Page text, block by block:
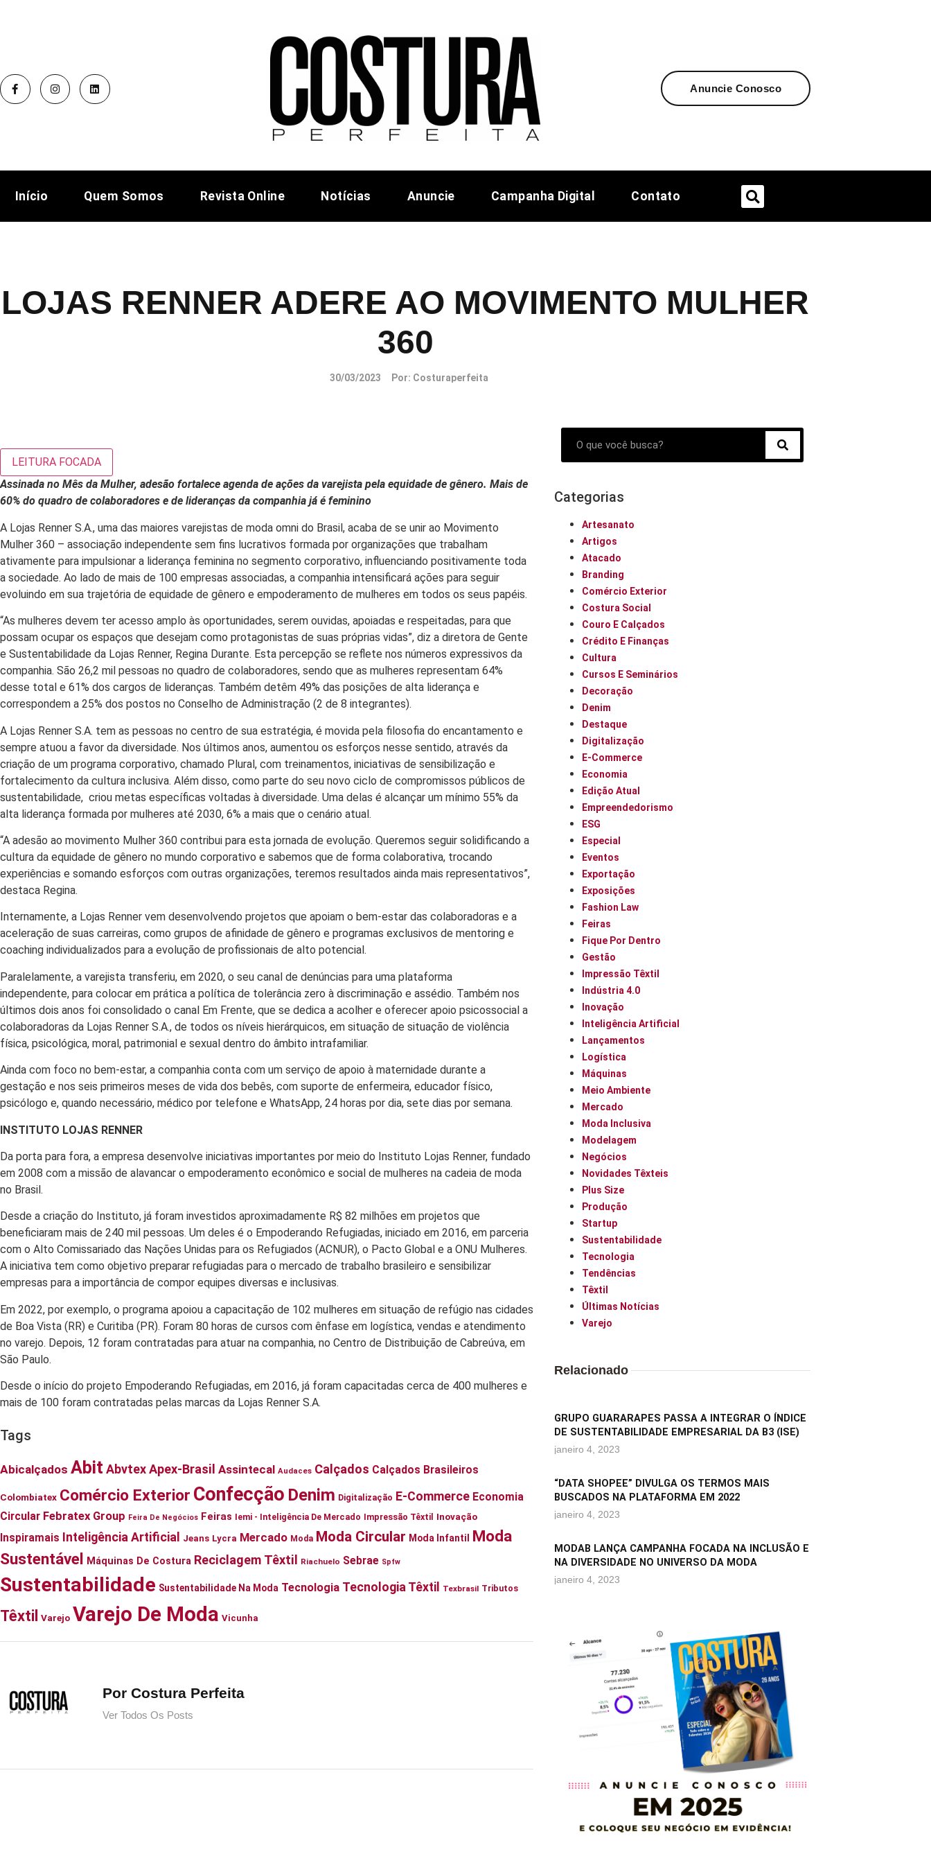
Anuncie Conosco
Início Quem Somos Revista Online Notícias Anuncie Campanha Digital Contato
LOJAS RENNER ADERE AO MOVIMENTO MULHER
360
30/03/2023 Por: Costuraperfeita
LEITURA FOCADA
Assinada no Mês da Mulher, adesão fortalece agenda de ações da varejista pela equidade de gênero. Mais de
60% do quadro de colaboradores e de lideranças da companhia já é feminino
A Lojas Renner S.A., uma das maiores varejistas de moda omni do Brasil, acaba de se unir ao Movimento
Mulher 360 – associação independente sem fins lucrativos formada por organizações que trabalham
ativamente para impulsionar a liderança feminina no segmento corporativo, influenciando positivamente toda
a sociedade. Ao lado de mais de 100 empresas associadas, a companhia intensificará ações para seguir
evoluindo em sua trajetória de equidade de gênero e empoderamento de mulheres em todos os seus papéis.
“As mulheres devem ter acesso amplo às oportunidades, serem ouvidas, apoiadas e respeitadas, para que
possam ocupar os espaços que desejam como protagonistas de suas próprias vidas”, diz a diretora de Gente
e Sustentabilidade da Lojas Renner, Regina Durante. Esta percepção se reflete nos números expressivos da
companhia. São 26,2 mil pessoas no quadro de colaboradores, sendo que as mulheres representam 64%
desse total e 61% dos cargos de lideranças. Também detêm 49% das posições de alta liderança e
correspondem a 25% dos postos no Conselho de Administração (2 de 8 integrantes).
A Lojas Renner S.A. tem as pessoas no centro de sua estratégia, é movida pela filosofia do encantamento e
sempre atuou a favor da diversidade. Nos últimos anos, aumentou os esforços nesse sentido, através da
criação de um programa corporativo, chamado Plural, com treinamentos, iniciativas de sensibilização e
fortalecimento da cultura inclusiva. Além disso, como parte do seu novo ciclo de compromissos públicos de
sustentabilidade, criou metas específicas voltadas à diversidade. Uma delas é alcançar um mínimo 55% da
alta liderança formada por mulheres até 2030, 6% a mais que o cenário atual.
“A adesão ao movimento Mulher 360 contribui para esta jornada de evolução. Queremos seguir solidificando a
cultura da equidade de gênero no mundo corporativo e sabemos que de forma colaborativa, trocando
experiências e somando esforços com outras organizações, teremos resultados ainda mais representativos”,
destaca Regina.
Internamente, a Lojas Renner vem desenvolvendo projetos que apoiam o bem-estar das colaboradoras e a
aceleração de suas carreiras, como grupos de afinidade de gênero e programas exclusivos de mentoring e
coaching individualizados para a evolução de profissionais de alto potencial.
Paralelamente, a varejista transferiu, em 2020, o seu canal de denúncias para uma plataforma
independente, para colocar em prática a política de tolerância zero à discriminação e assédio. Também nos
últimos dois anos foi consolidado o canal Em Frente, que se dedica a acolher e oferecer apoio psicossocial a
colaboradoras da Lojas Renner S.A., de todos os níveis hierárquicos, em situação de situação de violência
física, psicológica, moral, patrimonial e sexual dentro do âmbito intrafamiliar.
Ainda com foco no bem-estar, a companhia conta com um serviço de apoio à maternidade durante a
gestação e nos seis primeiros meses de vida dos bebês, com suporte de enfermeira, educador físico,
psicólogo e, quando necessário, médico por telefone e WhatsApp, 24 horas por dia, sete dias por semana.
INSTITUTO LOJAS RENNER
Da porta para fora, a empresa desenvolve iniciativas importantes por meio do Instituto Lojas Renner, fundado
em 2008 com a missão de alavancar o empoderamento econômico e social de mulheres na cadeia de moda
no Brasil.
Desde a criação do Instituto, já foram investidos aproximadamente R$ 82 milhões em projetos que
beneficiaram mais de 240 mil pessoas. Um deles é o Empoderando Refugiadas, iniciado em 2016, em parceria
com o Alto Comissariado das Nações Unidas para os Refugiados (ACNUR), o Pacto Global e a ONU Mulheres.
A iniciativa tem como objetivo preparar refugiadas para o mercado de trabalho brasileiro e sensibilizar
empresas para a importância de compor equipes diversas e inclusivas.
Em 2022, por exemplo, o programa apoiou a capacitação de 102 mulheres em situação de refúgio nas cidades
de Boa Vista (RR) e Curitiba (PR). Foram 80 horas de cursos com ênfase em logística, vendas e atendimento
no varejo. Depois, 12 foram contratadas para atuar na companhia, no Centro de Distribuição de Cabreúva, em
São Paulo.
Desde o início do projeto Empoderando Refugiadas, em 2016, já foram capacitadas cerca de 400 mulheres e
mais de 100 foram contratadas pelas marcas da Lojas Renner S.A.
Tags
Abicalçados Abit AbvtexApex-Brasil Assintecal Audaces Calçados Calçados Brasileiros
Colombiatex Comércio Exterior Confecção Denim Digitalização E-Commerce Economia
Circular Febratex Group Feira De Negócios Feiras Iemi - Inteligência De Mercado Impressão Têxtil Inovação
Inspiramais Inteligência Artificial Jeans Lycra Mercado Moda Moda Circular Moda Infantil Moda
Sustentável Máquinas De Costura Reciclagem Têxtil Riachuelo Sebrae Spfw
Sustentabilidade Sustentabilidade Na Moda Tecnologia Tecnologia Têxtil Texbrasil Tributos
Têxtil Varejo Varejo De Moda Vicunha
Por Costura Perfeita
Ver Todos Os Posts
Categorias
Artesanato
Artigos
Atacado
Branding
Comércio Exterior
Costura Social
Couro E Calçados
Crédito E Finanças
Cultura
Cursos E Seminários
Decoração
Denim
Destaque
Digitalização
E-Commerce
Economia
Edição Atual
Empreendedorismo
ESG
Especial
Eventos
Exportação
Exposições
Fashion Law
Feiras
Fique Por Dentro
Gestão
Impressão Têxtil
Indústria 4.0
Inovação
Inteligência Artificial
Lançamentos
Logística
Máquinas
Meio Ambiente
Mercado
Moda Inclusiva
Modelagem
Negócios
Novidades Têxteis
Plus Size
Produção
Startup
Sustentabilidade
Tecnologia
Tendências
Têxtil
Últimas Notícias
Varejo
Relacionado
GRUPO GUARARAPES PASSA A INTEGRAR O ÍNDICE
DE SUSTENTABILIDADE EMPRESARIAL DA B3 (ISE)
janeiro 4, 2023
“DATA SHOPEE” DIVULGA OS TERMOS MAIS
BUSCADOS NA PLATAFORMA EM 2022
janeiro 4, 2023
MODAB LANÇA CAMPANHA FOCADA NA INCLUSÃO E
NA DIVERSIDADE NO UNIVERSO DA MODA
janeiro 4, 2023